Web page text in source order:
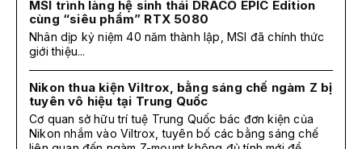
MSI trình làng hệ sinh thái DRACO EPIC Edition
cùng “siêu phẩm” RTX 5080
Nhân dịp kỷ niệm 40 năm thành lập, MSI đã chính thức
giới thiệu...
Nikon thua kiện Viltrox, bằng sáng chế ngàm Z bị
tuyên vô hiệu tại Trung Quốc
Cơ quan sở hữu trí tuệ Trung Quốc bác đơn kiện của
Nikon nhắm vào Viltrox, tuyên bố các bằng sáng chế